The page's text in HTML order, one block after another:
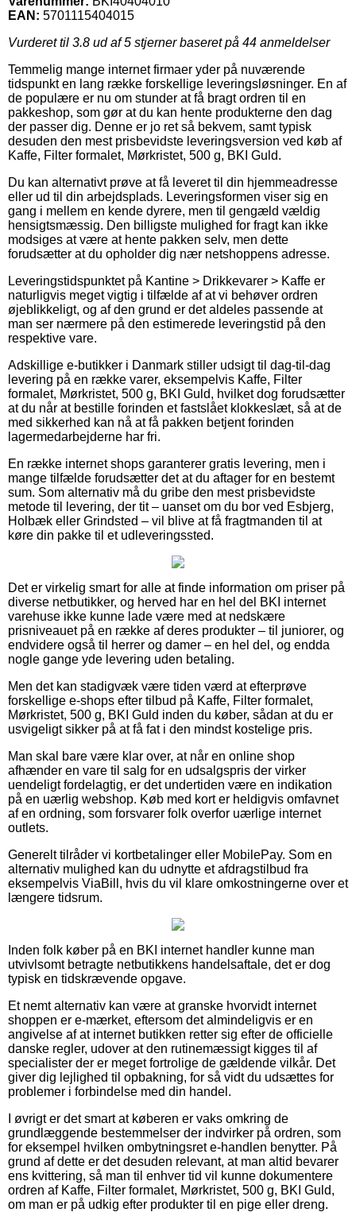
EAN: 5701115404015
Vurderet til 3.8 ud af 5 stjerner baseret på 44 anmeldelser
Temmelig mange internet firmaer yder på nuværende
tidspunkt en lang række forskellige leveringsløsninger. En af
de populære er nu om stunder at få bragt ordren til en
pakkeshop, som gør at du kan hente produkterne den dag
der passer dig. Denne er jo ret så bekvem, samt typisk
desuden den mest prisbevidste leveringsversion ved køb af
Kaffe, Filter formalet, Mørkristet, 500 g, BKI Guld.
Du kan alternativt prøve at få leveret til din hjemmeadresse
eller ud til din arbejdsplads. Leveringsformen viser sig en
gang i mellem en kende dyrere, men til gengæld vældig
hensigtsmæssig. Den billigste mulighed for fragt kan ikke
modsiges at være at hente pakken selv, men dette
forudsætter at du opholder dig nær netshoppens adresse.
Leveringstidspunktet på Kantine > Drikkevarer > Kaffe er
naturligvis meget vigtig i tilfælde af at vi behøver ordren
øjeblikkeligt, og af den grund er det aldeles passende at
man ser nærmere på den estimerede leveringstid på den
respektive vare.
Adskillige e-butikker i Danmark stiller udsigt til dag-til-dag
levering på en række varer, eksempelvis Kaffe, Filter
formalet, Mørkristet, 500 g, BKI Guld, hvilket dog forudsætter
at du når at bestille forinden et fastslået klokkeslæt, så at de
med sikkerhed kan nå at få pakken betjent forinden
lagermedarbejderne har fri.
En række internet shops garanterer gratis levering, men i
mange tilfælde forudsætter det at du aftager for en bestemt
sum. Som alternativ må du gribe den mest prisbevidste
metode til levering, der tit – uanset om du bor ved Esbjerg,
Holbæk eller Grindsted – vil blive at få fragtmanden til at
køre din pakke til et udleveringssted.
Det er virkelig smart for alle at finde information om priser på
diverse netbutikker, og herved har en hel del BKI internet
varehuse ikke kunne lade være med at nedskære
prisniveauet på en række af deres produkter – til juniorer, og
endvidere også til herrer og damer – en hel del, og endda
nogle gange yde levering uden betaling.
Men det kan stadigvæk være tiden værd at efterprøve
forskellige e-shops efter tilbud på Kaffe, Filter formalet,
Mørkristet, 500 g, BKI Guld inden du køber, sådan at du er
usvigeligt sikker på at få fat i den mindst kostelige pris.
Man skal bare være klar over, at når en online shop
afhænder en vare til salg for en udsalgspris der virker
uendeligt fordelagtig, er det undertiden være en indikation
på en uærlig webshop. Køb med kort er heldigvis omfavnet
af en ordning, som forsvarer folk overfor uærlige internet
outlets.
Generelt tilråder vi kortbetalinger eller MobilePay. Som en
alternativ mulighed kan du udnytte et afdragstilbud fra
eksempelvis ViaBill, hvis du vil klare omkostningerne over et
længere tidsrum.
Inden folk køber på en BKI internet handler kunne man
utvivlsomt betragte netbutikkens handelsaftale, det er dog
typisk en tidskrævende opgave.
Et nemt alternativ kan være at granske hvorvidt internet
shoppen er e-mærket, eftersom det almindeligvis er en
angivelse af at internet butikken retter sig efter de officielle
danske regler, udover at den rutinemæssigt kigges til af
specialister der er meget fortrolige de gældende vilkår. Det
giver dig lejlighed til opbakning, for så vidt du udsættes for
problemer i forbindelse med din handel.
I øvrigt er det smart at køberen er vaks omkring de
grundlæggende bestemmelser der indvirker på ordren, som
for eksempel hvilken ombytningsret e-handlen benytter. På
grund af dette er det desuden relevant, at man altid bevarer
ens kvittering, så man til enhver tid vil kunne dokumentere
ordren af Kaffe, Filter formalet, Mørkristet, 500 g, BKI Guld,
om man er på udkig efter produkter til en pige eller dreng.